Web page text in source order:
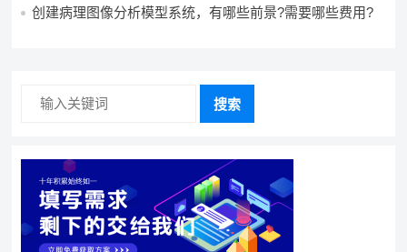
统，资源充足的情况下可以做吗？
创建病理图像分析模型系统，有哪些前景?需要哪些费用?
搜索